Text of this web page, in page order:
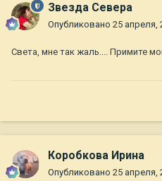
Звезда Севера
Опубликовано 25 апреля,
Света, мне так жаль.... Примите
Коробкова Ирина
Опубликовано 25 апреля,